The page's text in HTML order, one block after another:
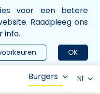
voor een betere
Raadpleeg ons
info.
OK
Burgers Nl